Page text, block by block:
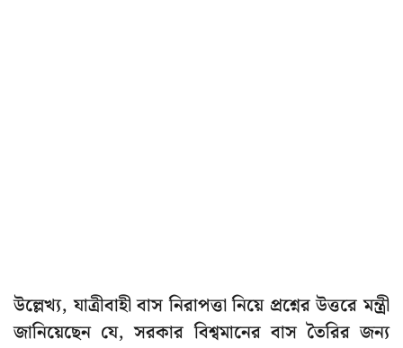
উল্লেখ্য, যাত্রীবাহী বাস নিরাপত্তা নিয়ে প্রশ্নের উত্তরে মন্ত্রী
জানিয়েছেন যে, সরকার বিশ্বমানের বাস তৈরির জন্য